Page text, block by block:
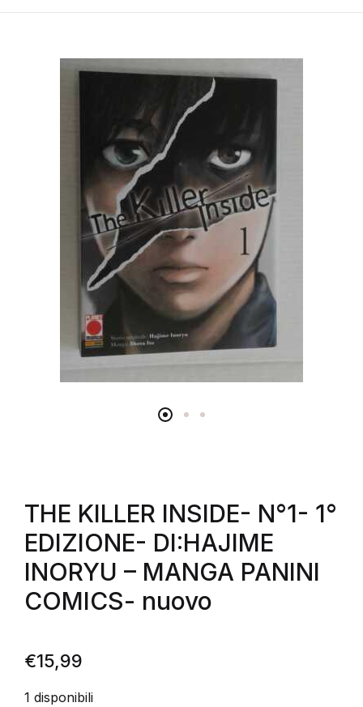
THE KILLER INSIDE- N°1- 1°
EDIZIONE- DI:HAJIME
INORYU – MANGA PANINI
COMICS- nuovo
€15,99
1 disponibili